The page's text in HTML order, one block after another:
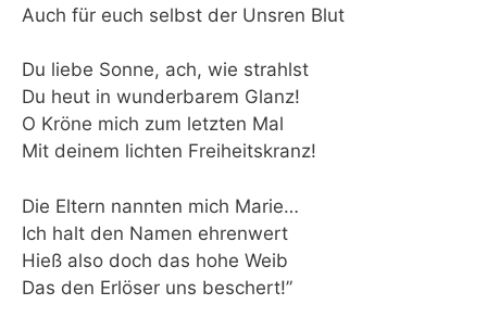
Auch für euch selbst der Unsren Blut
Du liebe Sonne, ach, wie strahlst
Du heut in wunderbarem Glanz!
O Kröne mich zum letzten Mal
Mit deinem lichten Freiheitskranz!
Die Eltern nannten mich Marie…
Ich halt den Namen ehrenwert
Hieß also doch das hohe Weib
Das den Erlöser uns beschert!”